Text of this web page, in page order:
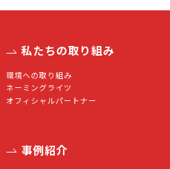
私たちの取り組み
環境への取り組み
ネーミングライツ
オフィシャルパートナー
事例紹介